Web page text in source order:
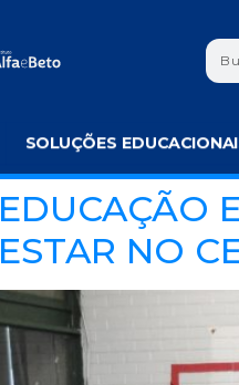
SOLUÇÕES
EDUCAÇÃO
ESTAR NO